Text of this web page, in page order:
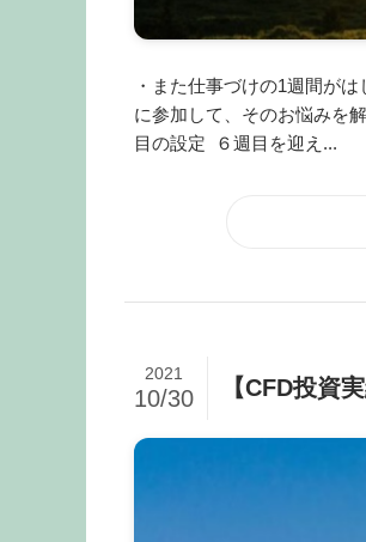
・また仕事づけの1週間が
に参加して、そのお悩みを
目の設定 ６週目を迎え...
【CFD投資
2021
10/30